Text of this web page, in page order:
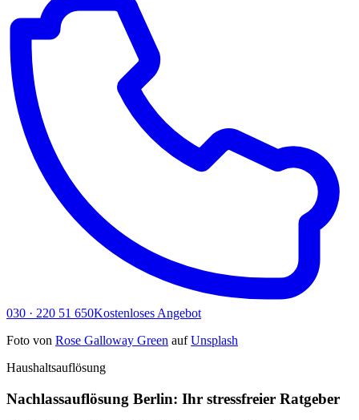
030 · 220 51 650Kostenloses Angebot
Foto von Rose Galloway Green aufUnsplash
Haushaltsauflösung
Nachlassauflösung Berlin: Ihr stressfreier Ratgeber